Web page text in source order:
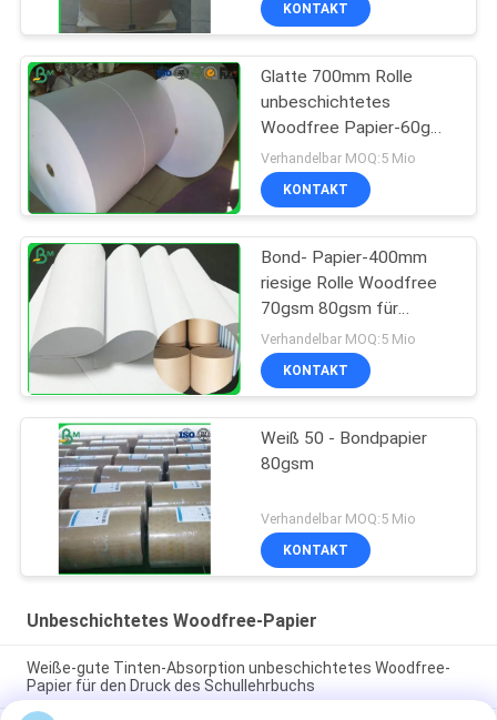
KONTAKT
Glatte 700mm Rolle
unbeschichtetes
Woodfree Papier-60g
für Schulbuch-Drucken
Verhandelbar MOQ:5 Mio
KONTAKT
Bond- Papier-400mm
riesige Rolle Woodfree
70gsm 80gsm für
Offsetdruck
Verhandelbar MOQ:5 Mio
KONTAKT
Weiß 50 - Bondpapier
80gsm
Verhandelbar MOQ:5 Mio
KONTAKT
Unbeschichtetes Woodfree-Papier
Weiße-gute Tinten-Absorption unbeschichtetes Woodfree-
Papier für den Druck des Schullehrbuchs